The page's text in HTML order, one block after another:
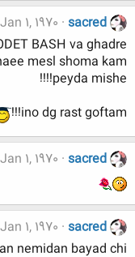
sacred
Jan 1, 1970
BASH va ghadre
mesl shoma kam
peyda mishe!!!!
ino dg rast goftam!!!
sacred
Jan 1, 1970
sacred
Jan 1, 1970
nemidan bayad chi